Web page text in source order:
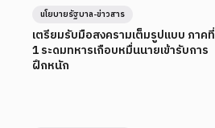
เตรียมรับมือสงครามเต็มรูปแบบ ภาคที่
1 ระดมทหารเกือบหมื่นนายเข้ารับการ
ฝึกหนัก
นโยบายรัฐบาล-ข่าวสาร